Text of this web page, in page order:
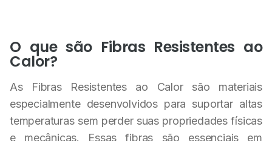
O que são Fibras Resistentes ao
Calor?
As Fibras Resistentes ao Calor são materiais
especialmente desenvolvidos para suportar altas
temperaturas sem perder suas propriedades físicas
e mecânicas. Essas fibras são essenciais em